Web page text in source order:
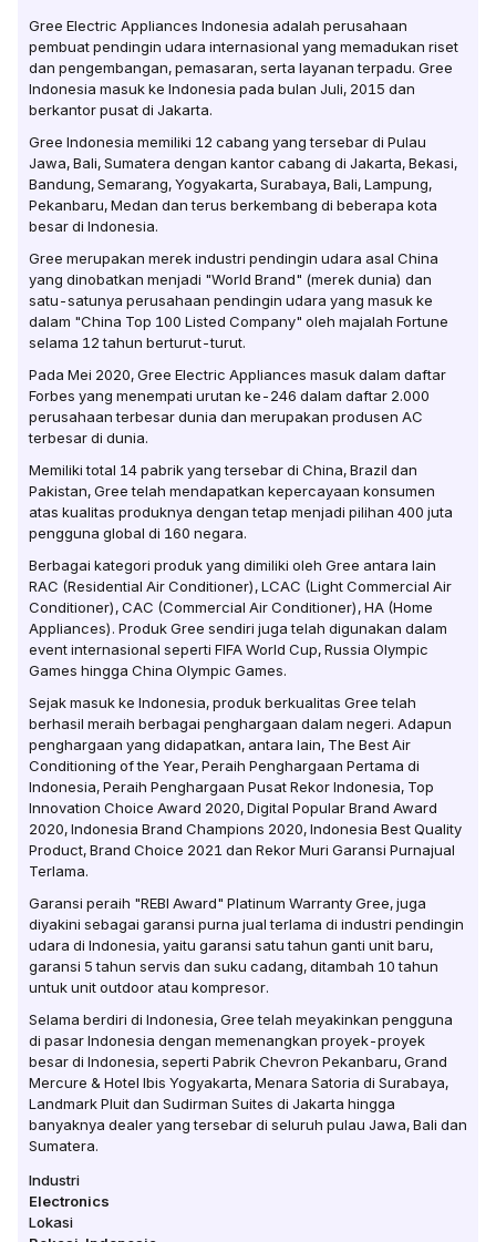
Gree Electric Appliances Indonesia adalah perusahaan
pembuat pendingin udara internasional yang memadukan riset
dan pengembangan, pemasaran, serta layanan terpadu. Gree
Indonesia masuk ke Indonesia pada bulan Juli, 2015 dan
berkantor pusat di Jakarta.
Gree Indonesia memiliki 12 cabang yang tersebar di Pulau
Jawa, Bali, Sumatera dengan kantor cabang di Jakarta, Bekasi,
Bandung, Semarang, Yogyakarta, Surabaya, Bali, Lampung,
Pekanbaru, Medan dan terus berkembang di beberapa kota
besar di Indonesia.
Gree merupakan merek industri pendingin udara asal China
yang dinobatkan menjadi "World Brand" (merek dunia) dan
satu-satunya perusahaan pendingin udara yang masuk ke
dalam "China Top 100 Listed Company" oleh majalah Fortune
selama 12 tahun berturut-turut.
Pada Mei 2020, Gree Electric Appliances masuk dalam daftar
Forbes yang menempati urutan ke-246 dalam daftar 2.000
perusahaan terbesar dunia dan merupakan produsen AC
terbesar di dunia.
Memiliki total 14 pabrik yang tersebar di China, Brazil dan
Pakistan, Gree telah mendapatkan kepercayaan konsumen
atas kualitas produknya dengan tetap menjadi pilihan 400 juta
pengguna global di 160 negara.
Berbagai kategori produk yang dimiliki oleh Gree antara lain
RAC (Residential Air Conditioner), LCAC (Light Commercial Air
Conditioner), CAC (Commercial Air Conditioner), HA (Home
Appliances). Produk Gree sendiri juga telah digunakan dalam
event internasional seperti FIFA World Cup, Russia Olympic
Games hingga China Olympic Games.
Sejak masuk ke Indonesia, produk berkualitas Gree telah
berhasil meraih berbagai penghargaan dalam negeri. Adapun
penghargaan yang didapatkan, antara lain, The Best Air
Conditioning of the Year, Peraih Penghargaan Pertama di
Indonesia, Peraih Penghargaan Pusat Rekor Indonesia, Top
Innovation Choice Award 2020, Digital Popular Brand Award
2020, Indonesia Brand Champions 2020, Indonesia Best Quality
Product, Brand Choice 2021 dan Rekor Muri Garansi Purnajual
Terlama.
Garansi peraih "REBI Award" Platinum Warranty Gree, juga
diyakini sebagai garansi purna jual terlama di industri pendingin
udara di Indonesia, yaitu garansi satu tahun ganti unit baru,
garansi 5 tahun servis dan suku cadang, ditambah 10 tahun
untuk unit outdoor atau kompresor.
Selama berdiri di Indonesia, Gree telah meyakinkan pengguna
di pasar Indonesia dengan memenangkan proyek-proyek
besar di Indonesia, seperti Pabrik Chevron Pekanbaru, Grand
Mercure & Hotel Ibis Yogyakarta, Menara Satoria di Surabaya,
Landmark Pluit dan Sudirman Suites di Jakarta hingga
banyaknya dealer yang tersebar di seluruh pulau Jawa, Bali dan
Sumatera.
Industri
Electronics
Lokasi